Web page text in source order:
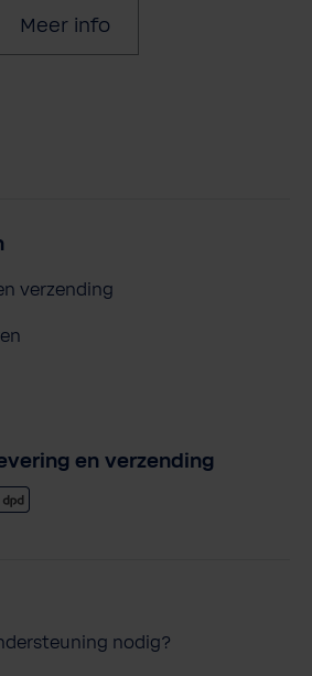
Meer info
verzending
en verzending
nodig?